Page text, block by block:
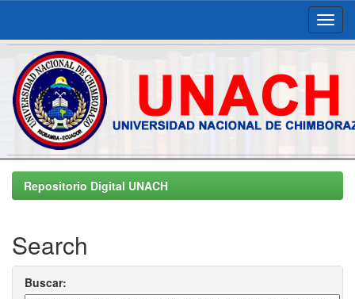
Skip
navigationRepositorio Digital UNACH
Search
Buscar: